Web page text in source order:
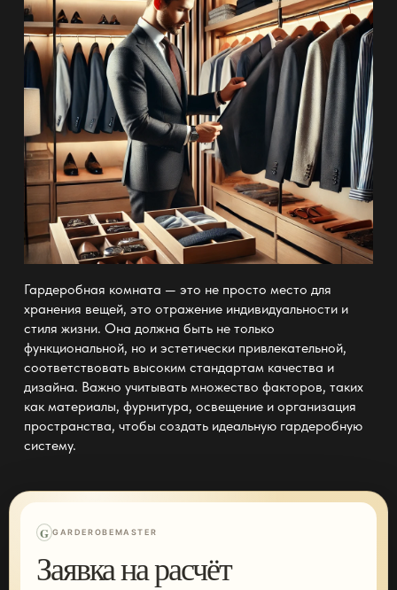
Гардеробная комната — это не просто место для
хранения вещей, это отражение индивидуальности и
стиля жизни. Она должна быть не только
функциональной, но и эстетически привлекательной,
соответствовать высоким стандартам качества и
дизайна. Важно учитывать множество факторов, таких
как материалы, фурнитура, освещение и организация
пространства, чтобы создать идеальную гардеробную
систему.
G GARDEROBEMASTER
Заявка на расчёт